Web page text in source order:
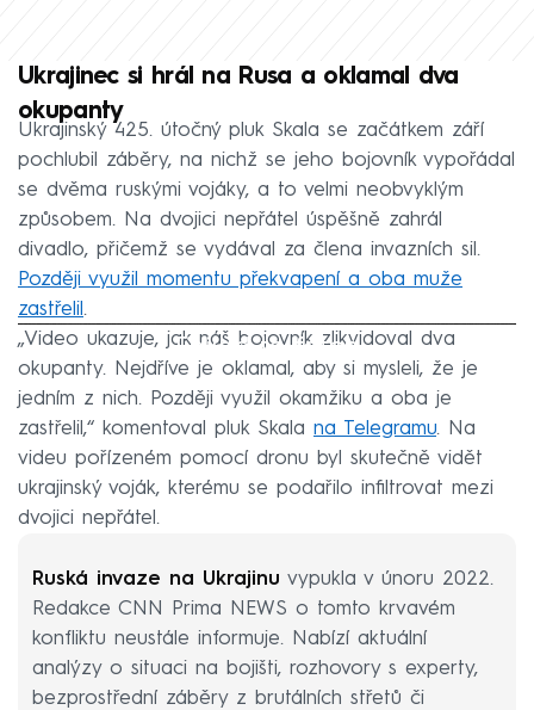
Ukrajinec si hrál na Rusa a oklamal dva
okupanty
Ukrajinský 425. útočný pluk Skala se začátkem září
pochlubil záběry, na nichž se jeho bojovník vypořádal
se dvěma ruskými vojáky, a to velmi neobvyklým
způsobem. Na dvojici nepřátel úspěšně zahrál
divadlo, přičemž se vydával za člena invazních sil.
Později využil momentu překvapení a oba muže
zastřelil .
Failed to fetch
„Video ukazuje, jak náš bojovník zlikvidoval dva
okupanty. Nejdříve je oklamal, aby si mysleli, že je
jedním z nich. Později využil okamžiku a oba je
zastřelil,“ komentoval pluk Skala na Telegramu. Na
videu pořízeném pomocí dronu byl skutečně vidět
ukrajinský voják, kterému se podařilo infiltrovat mezi
dvojici nepřátel.
Ruská invaze na Ukrajinu vypukla v únoru 2022.
Redakce CNN Prima NEWS o tomto krvavém
konfliktu neustále informuje. Nabízí aktuální
analýzy o situaci na bojišti, rozhovory s experty,
bezprostřední záběry z brutálních střetů či